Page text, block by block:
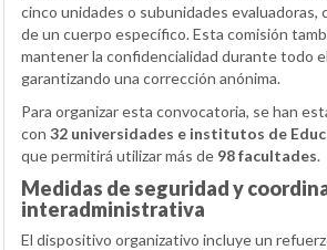
cinco unidades o subunidades evaluadoras,
de un cuerpo específico. Esta comisión
mantener la confidencialidad durante todo
garantizando una corrección anónima.
Para organizar esta convocatoria, se han
con 32 universidades e institutos de
que permitirá utilizar más de 98 facultades.
Medidas de seguridad y
interadministrativa
El dispositivo organizativo incluye un